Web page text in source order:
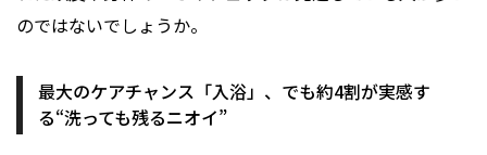
のではないでしょうか。
最大のケアチャンス「入浴」、でも約4割が実感す
る“洗っても残るニオイ”